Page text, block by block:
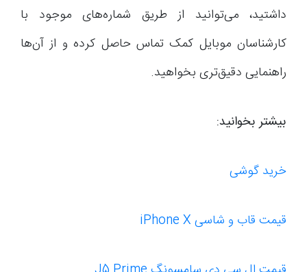
داشتید، می‌توانید از طریق شماره‌های موجود با
کارشناسان موبایل کمک تماس حاصل کرده و از آن‌ها
راهنمایی دقیق‌تری بخواهید.
بیشتر بخوانید:
خرید گوشی
قیمت قاب و شاسی iPhone X